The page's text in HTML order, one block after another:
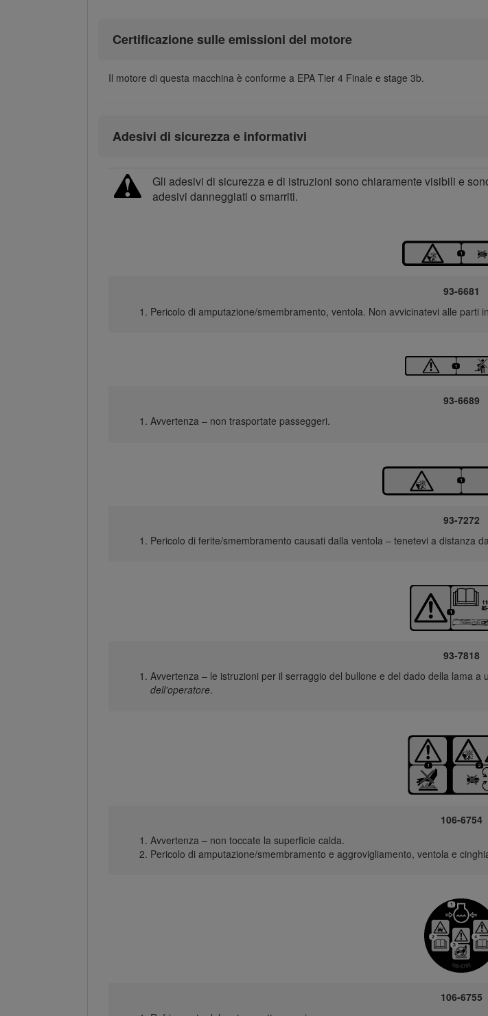
Certificazione sulle emissioni del motore
Il motore di questa macchina è conforme a EPA Tier 4 Finale e stage 3b.
Adesivi di sicurezza e informativi
Gli adesivi di sicurezza e di istruzioni sono chiaramente visibili e
adesivi danneggiati o smarriti.
93-6681
Pericolo di amputazione/smembramento, ventola. Non avvicinatevi alle parti
93-6689
Avvertenza – non trasportate passeggeri.
93-7272
Pericolo di ferite/smembramento causati dalla ventola – tenetevi a distanza
93-7818
Avvertenza – le istruzioni per il serraggio del bullone e del dado della lama
dell'operatore.
106-6754
Avvertenza – non toccate la superficie calda.
Pericolo di amputazione/smembramento e aggrovigliamento, ventola e
106-6755